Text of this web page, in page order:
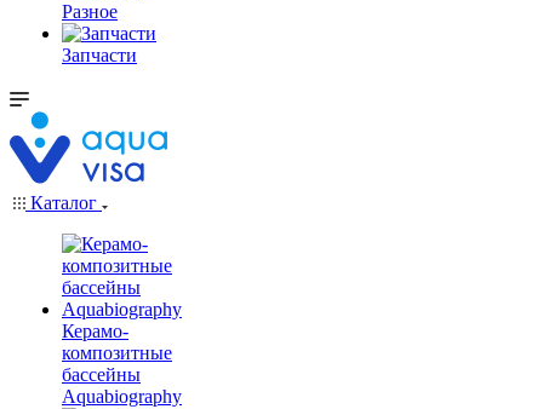
Разное
Запчасти
Каталог
Керамо-
композитные
бассейны
Aquabiography